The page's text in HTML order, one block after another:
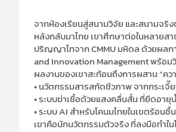
จากห้องเรียนสู่สนามวิจัย และสนามจริ
หลังกลับมาไทย เขาศึกษาต่อในหลายส
ปริญญาโทจาก CMMU มหิดล ด้วยผล
and Innovation Management พร้อม
ผลงานของเขาสะท้อนถึงการผสาน “ค
• นวัตกรรมสารสกัดชีวภาพ จากกระเจี๊
• ระบบฆ่าเชื้อด้วยแสงคลื่นสั้น ที่ยืดอา
• ระบบ AI สำหรับโคนมไทยในเขตร้อ
เขาคือนักนวัตกรรมตัวจริง ที่ลงมือทำใ